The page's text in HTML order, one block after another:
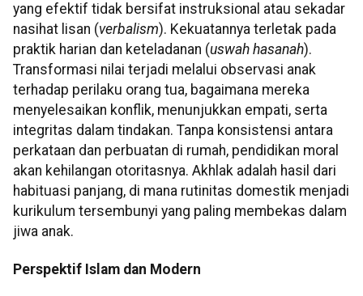
yang efektif tidak bersifat instruksional atau sekadar
nasihat lisan (verbalism). Kekuatannya terletak pada
praktik harian dan keteladanan (uswah hasanah).
Transformasi nilai terjadi melalui observasi anak
terhadap perilaku orang tua, bagaimana mereka
menyelesaikan konflik, menunjukkan empati, serta
integritas dalam tindakan. Tanpa konsistensi antara
perkataan dan perbuatan di rumah, pendidikan moral
akan kehilangan otoritasnya. Akhlak adalah hasil dari
habituasi panjang, di mana rutinitas domestik menjadi
kurikulum tersembunyi yang paling membekas dalam
jiwa anak.
Perspektif Islam dan Modern